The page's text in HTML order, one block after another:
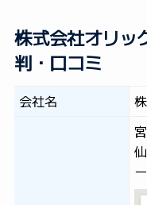
株式会社オリッ
判・口コミ
会社名